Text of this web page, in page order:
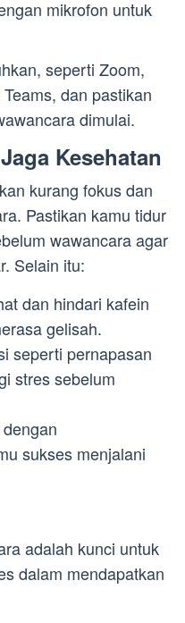
mikrofon untuk
seperti Zoom,
Teams, dan pastikan
dimulai.
Kesehatan
kurang fokus dan
Pastikan kamu tidur
wawancara agar
Selain itu:
dan hindari kafein
gelisah.
seperti pernapasan
stres sebelum
sukses menjalani
adalah kunci untuk
dalam mendapatkan